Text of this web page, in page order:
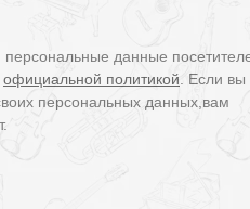
данные
официальной политикой . Если
персональных данных,вам